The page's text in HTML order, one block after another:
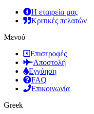
Η εταιρεία μας
Κριτικές πελατών
Μενού
Επιστροφές
Αποστολή
Εγγύηση
FAQ
Επικοινωνία
Greek